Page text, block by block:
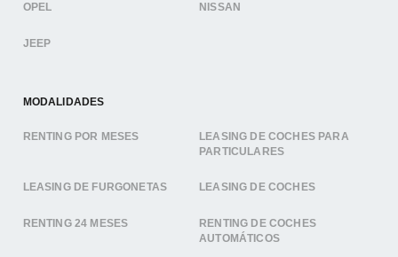
OPEL NISSAN
JEEP
MODALIDADES
RENTING POR MESES
LEASING DE COCHES PARA
PARTICULARES
LEASING DE FURGONETAS LEASING DE COCHES
RENTING 24 MESES
RENTING DE COCHES
AUTOMÁTICOS